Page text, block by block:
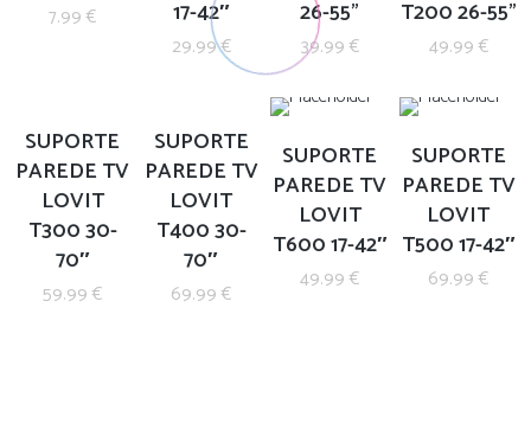
7.99€
17-42″
29.99€
26-55”
39.99 €
T200 26-55”
49.99 €
SUPORTE
PAREDE TV
LOVIT
T300 30-
70″
59.99€
SUPORTE
PAREDE TV
LOVIT
T400 30-
70″
69.99€
SUPORTE
PAREDE TV
LOVIT
T600 17-42″
49.99€
SUPORTE
PAREDE TV
LOVIT
T500 17-42″
69.99€